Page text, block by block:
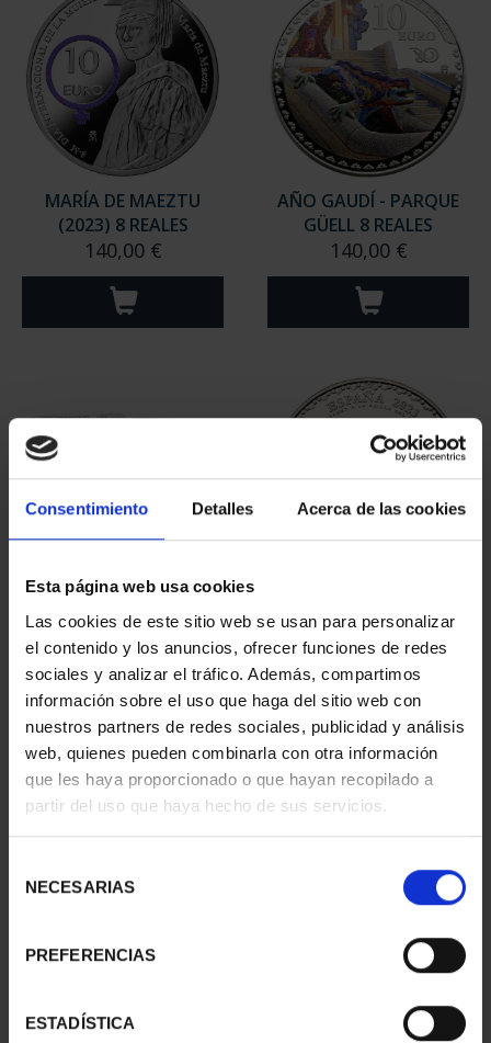
Consentimiento Detalles Acerca de las cookies
Esta página web usa cookies
Las cookies de este sitio web se usan para personalizar
el contenido y los anuncios, ofrecer funciones de redes
sociales y analizar el tráfico. Además, compartimos
información sobre el uso que haga del sitio web con
nuestros partners de redes sociales, publicidad y análisis
web, quienes pueden combinarla con otra información
que les haya proporcionado o que hayan recopilado a
partir del uso que haya hecho de sus servicios.
NECESARIAS
PREFERENCIAS
ESTADÍSTICA
MARÍA DE MAEZTU
(2023) 8 REALES
140,00 €
AÑO GAUDÍ - PARQUE
GÜELL 8 REALES
140,00 €
AÑO GAUDÍ -
COLECCIÓN MONEDAS
PLATA
420,00 €
SOROLLA (2023)
CINCUENTÍN
610,00 €
425 ANIV VELÁZQUEZ
50 ANIVERSARIO